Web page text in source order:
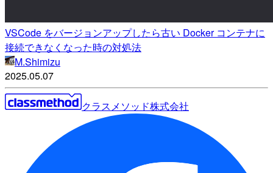
VSCode をバージョンアップしたら古い Docker コンテナに
接続できなくなった時の対処法
M.Shimizu
2025.05.07
クラスメソッド株式会社